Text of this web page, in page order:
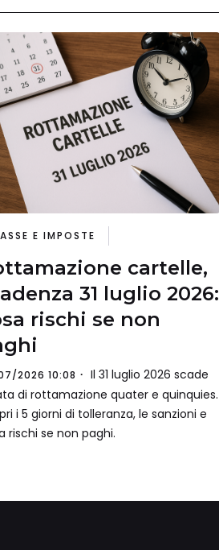
E IMPOSTE
cartelle,
31 luglio 2026:
rischi se non
2026 10:08
Il 31 luglio 2026 scade
di rottamazione quater e quinquies.
i 5 giorni di tolleranza, le sanzioni e
rischi se non paghi.